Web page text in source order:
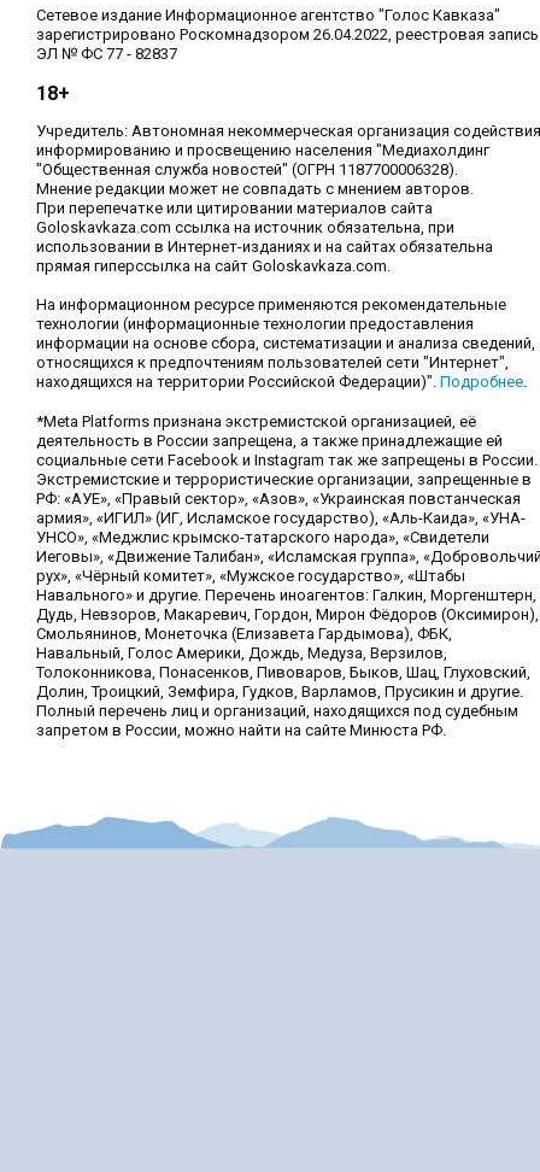
Сетевое издание Информационное агентство "Голос Кавказа"
зарегистрировано Роскомнадзором 26.04.2022, реестровая запись
ЭЛ № ФС 77 - 82837
18+
Учредитель: Автономная некоммерческая организация содействия
информированию и просвещению населения "Медиахолдинг
"Общественная служба новостей" (ОГРН 1187700006328).
Мнение редакции может не совпадать с мнением авторов.
При перепечатке или цитировании материалов сайта
Goloskavkaza.com ссылка на источник обязательна, при
использовании в Интернет-изданиях и на сайтах обязательна
прямая гиперссылка на сайт Goloskavkaza.com.
На информационном ресурсе применяются рекомендательные
технологии (информационные технологии предоставления
информации на основе сбора, систематизации и анализа сведений,
относящихся к предпочтениям пользователей сети "Интернет",
находящихся на территории Российской Федерации)". Подробнее
*Meta Platforms признана экстремистской организацией, её
деятельность в России запрещена, а также принадлежащие ей
социальные сети Facebook и Instagram так же запрещены в России.
Экстремистские и террористические организации, запрещенные в
РФ: «АУЕ», «Правый сектор», «Азов», «Украинская повстанческая
армия», «ИГИЛ» (ИГ, Исламское государство), «Аль-Каида», «УНА-
УНСО», «Меджлис крымско-татарского народа», «Свидетели
Иеговы», «Движение Талибан», «Исламская группа»,
рух», «Чёрный комитет», «Мужское государство», «Штабы
Навального» и другие. Перечень иноагентов: Галкин, Моргенштерн,
Дудь, Невзоров, Макаревич, Гордон, Мирон Фёдоров (Оксимирон),
Смольянинов, Монеточка (Елизавета Гардымова), ФБК,
Навальный, Голос Америки, Дождь, Медуза, Верзилов,
Толоконникова, Понасенков, Пивоваров, Быков, Шац, Глуховский,
Долин, Троицкий, Земфира, Гудков, Варламов, Прусикин и другие.
Полный перечень лиц и организаций, находящихся под судебным
запретом в России, можно найти на сайте Минюста РФ.